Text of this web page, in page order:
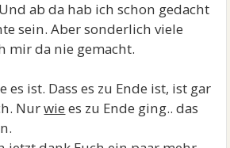
ab da hab ich schon gedacht
sein. Aber sonderlich viele
mir da nie gemacht.
es ist. Dass es zu Ende ist, ist gar
Nurwie es zu Ende ging.. das